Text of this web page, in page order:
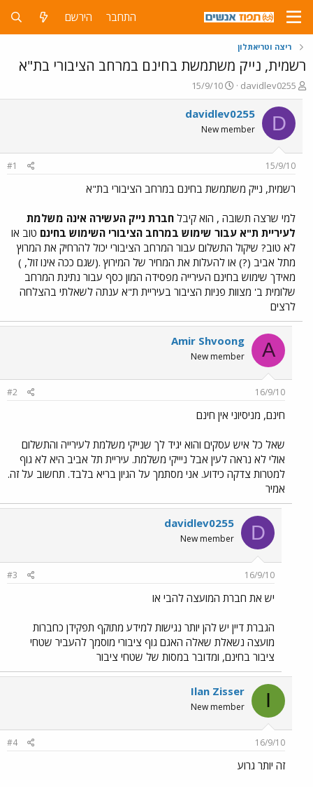
התחבר הירשם
ריצה וטריאתלון
רשמית, נייק משתמשת בחינם במרחב הציבורי בת"א
פ
ו
ת
ח
ה
ו
ש
א
davidlev0255
פ
ו
ר
ם
ר
15/9/10
D
davidlev0255
New member
15/9/10
#1
רשמית, נייק משתמשת בחינם במרחב הציבורי בת"א
למי שרצה תשובה , הוא קיבל חברת נייק העשירה אינה משלמת
לעיריית ת"א עבור שימוש במרחב הציבורי השימוש בחינם טוב או
לא טוב? שיקול התשלום עבור המרחב הציבורי יכול להרחיק את המרוץ
מתל אביב (?) או להעלות את המחיר של המירוץ .(שגם ככה אינו זול, )
מאידך שימוש בחינם העירייה מפסידה המון כסף עבור נתינת המרחב
שלומית ב' מצוות פניות הציבור בעיריית ת"א ענתה לשאלתי בהצלחה
לרצים
A
Amir Shvoong
New member
16/9/10
#2
חינם, מניסיוני אין חינם
שאל כל איש עסקים והוא יגיד לך שנייקי משלמת לעירייה והתשלום
אולי לא נראה לעין אבל ניייקי משלמת. עיריית תל אביב היא לא גוף
למטרות צדקה כידוע. אני מסתמך על הגיון בריא בלבד. תחשוב על זה.
אמיר
D
davidlev0255
New member
16/9/10
#3
יש את חברת המועצה להבי או
הגברת דיין יש להן יותר נגישות למידע מתוקף תפקידן כחברות
מועצה נשאלת שאלה האגם גוף ציבורי מוסמך להעביר שטחי
ציבור בחינם, ומדובר במסות של שטחי ציבור
I
Ilan Zisser
New member
16/9/10
#4
זה יותר גרוע